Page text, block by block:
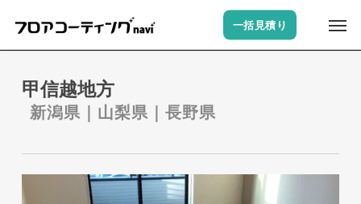
main
一括見積り
甲信越地方
新潟県｜山梨県｜長野県